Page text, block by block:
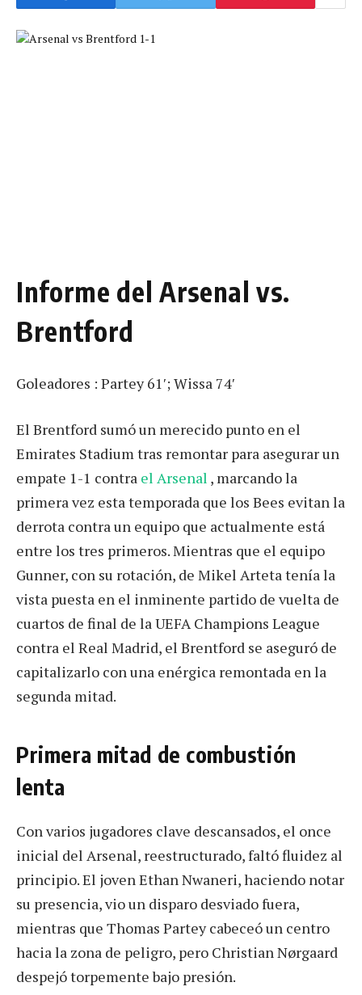
Informe del Arsenal vs.
Brentford
Goleadores : Partey 61′; Wissa 74′
El Brentford sumó un merecido punto en el
Emirates Stadium tras remontar para asegurar un
empate 1-1 contra el Arsenal , marcando la
primera vez esta temporada que los Bees evitan la
derrota contra un equipo que actualmente está
entre los tres primeros. Mientras que el equipo
Gunner, con su rotación, de Mikel Arteta tenía la
vista puesta en el inminente partido de vuelta de
cuartos de final de la UEFA Champions League
contra el Real Madrid, el Brentford se aseguró de
capitalizarlo con una enérgica remontada en la
segunda mitad.
Primera mitad de combustión
lenta
Con varios jugadores clave descansados, el once
inicial del Arsenal, reestructurado, faltó fluidez al
principio. El joven Ethan Nwaneri, haciendo notar
su presencia, vio un disparo desviado fuera,
mientras que Thomas Partey cabeceó un centro
hacia la zona de peligro, pero Christian Nørgaard
despejó torpemente bajo presión.